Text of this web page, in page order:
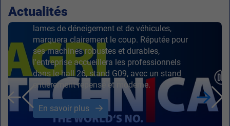
Actualitésses portes à Hanovre, la société Tuchel
GmbH, fabricant allemand de balayeuses, de
lames de déneigement et de véhicules,
marquera clairement le coup. Réputée pour
ses machines robustes et durables,
l'entreprise accueillera les professionnels
dans le hall 26, stand G09, avec un stand
entièrement repensé et moderne.
En savoir plus